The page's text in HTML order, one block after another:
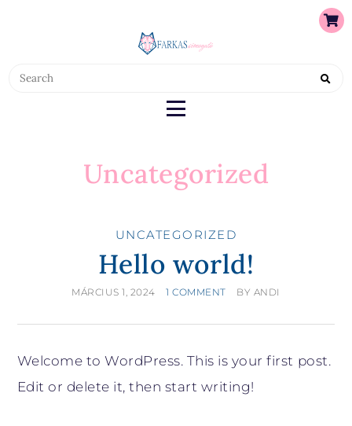
FARKASSIMOGATÓ
FARKASSIMOGATÓ
Uncategorized
UNCATEGORIZED
Hello world!
MÁRCIUS 1, 2024 1 COMMENT BY ANDI
Welcome to WordPress. This is your first post.
Edit or delete it, then start writing!